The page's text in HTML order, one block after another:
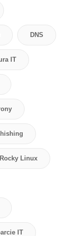
DNS
IT
Rocky Linux
IT